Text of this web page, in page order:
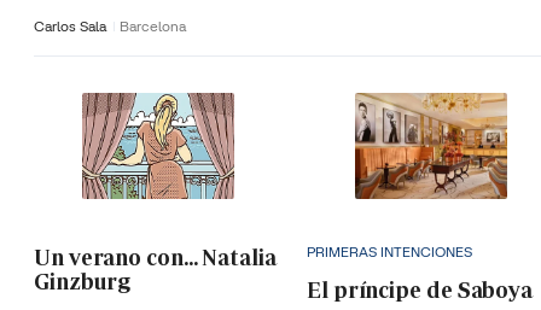
Carlos Sala Barcelona
Un verano con... Natalia
Ginzburg
PRIMERAS INTENCIONES
El príncipe de Saboya